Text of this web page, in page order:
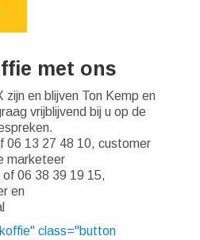
met ons
en blijven Ton Kemp en
vrijblijvend bij u op de
06 13 27 48 10, customer
marketeer
of 06 38 39 19 15,
en
class="button